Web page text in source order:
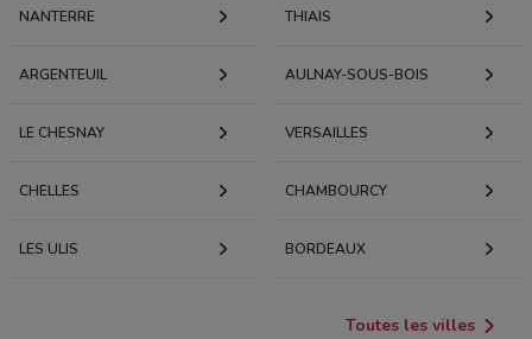
NANTERRE THIAIS
ARGENTEUIL AULNAY-SOUS-BOIS
LE CHESNAY VERSAILLES
CHELLES CHAMBOURCY
LES ULIS BORDEAUX
Toutes les villes